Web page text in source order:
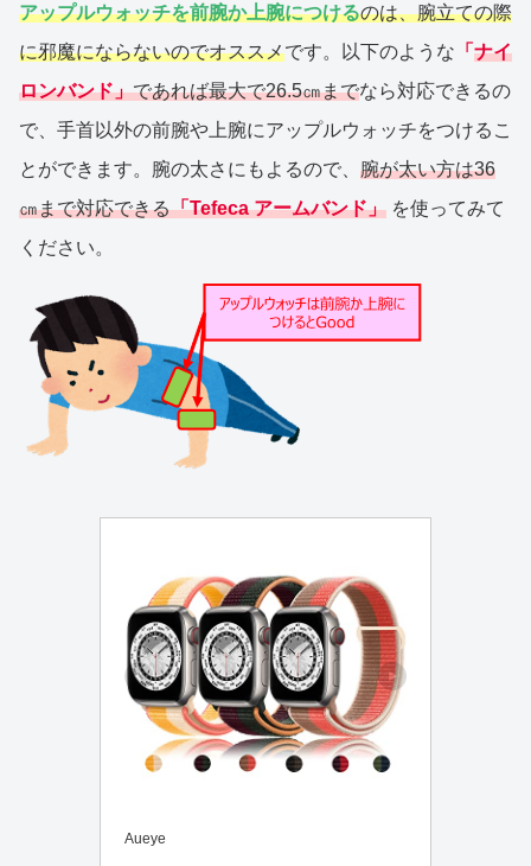
アップルウォッチを前腕か上腕につけるのは、腕立ての際
に邪魔にならないのでオススメです。以下のような 「 ナイ
ロンバンド」であれば最大で26.5㎝までなら対応できるの
で、手首以外の前腕や上腕にアップルウォッチをつけるこ
とができます。腕の太さにもよるので、 腕が太い方は36
㎝まで対応できる「Tefeca アームバンド」 を使ってみて
ください。
Aueye